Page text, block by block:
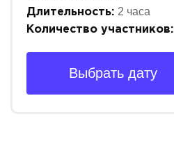
Длительность: 2 часа
Количество участников:
Выбрать дату